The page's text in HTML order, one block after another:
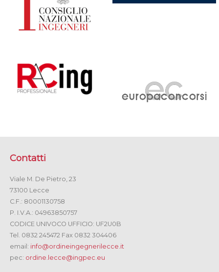
Contatti
Viale M. De Pietro, 23
73100 Lecce
C.F.: 80001130758
P. I.V.A.: 04963850757
CODICE UNIVOCO UFFICIO: UF2U0B
Tel. 0832 245472 Fax 0832 304406
email: info@ordineingegnerilecce.it
pec: ordine.lecce@ingpec.eu